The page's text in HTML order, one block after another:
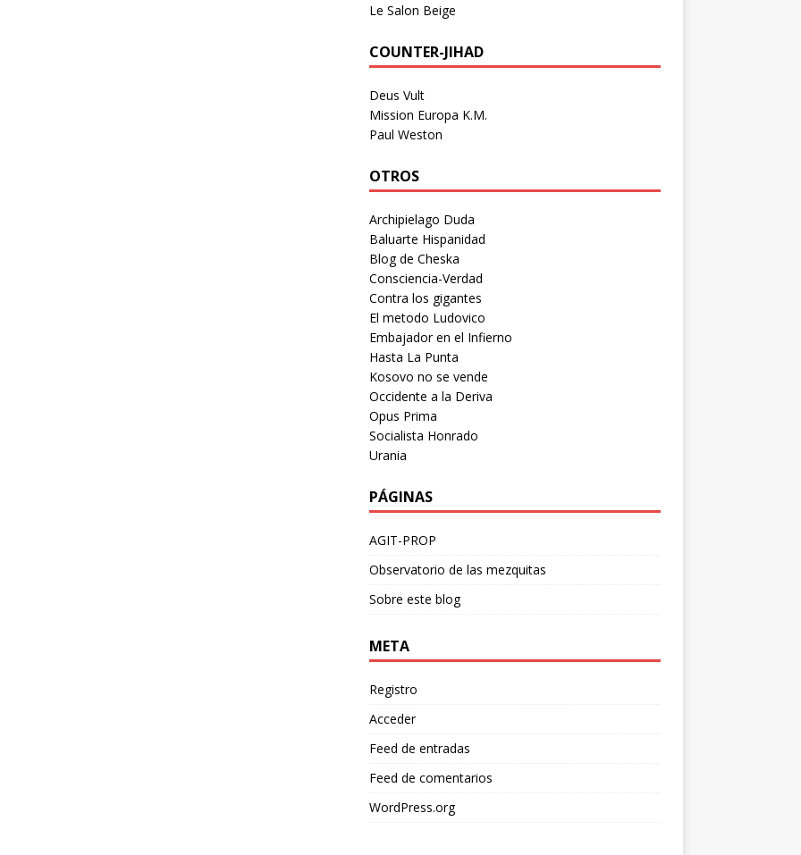
Le Salon Beige
COUNTER-JIHAD
Deus Vult
Mission Europa K.M.
Paul Weston
OTROS
Archipielago Duda
Baluarte Hispanidad
Blog de Cheska
Consciencia-Verdad
Contra los gigantes
El metodo Ludovico
Embajador en el Infierno
Hasta La Punta
Kosovo no se vende
Occidente a la Deriva
Opus Prima
Socialista Honrado
Urania
PÁGINAS
AGIT-PROP
Observatorio de las mezquitas
Sobre este blog
META
Registro
Acceder
Feed de entradas
Feed de comentarios
WordPress.org